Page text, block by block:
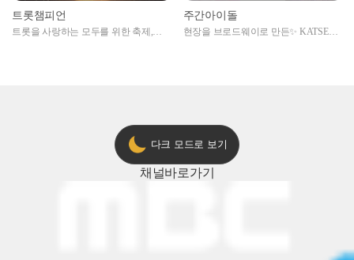
트롯챔피언
트롯을 사랑하는 모두를 위한 축제,
주간아이돌
현장을 브로드웨이로 만든✨ KATSEYE
다크 모드로 보기
채널바로가기